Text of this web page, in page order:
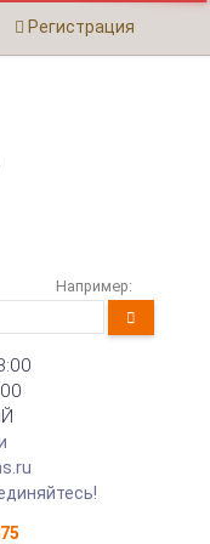
Регистрация
Например: